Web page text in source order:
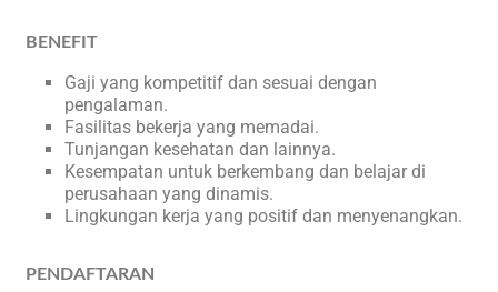
BENEFIT
Gaji yang kompetitif dan sesuai dengan
pengalaman.
Fasilitas bekerja yang memadai.
Tunjangan kesehatan dan lainnya.
Kesempatan untuk berkembang dan belajar di
perusahaan yang dinamis.
Lingkungan kerja yang positif dan menyenangkan.
PENDAFTARAN